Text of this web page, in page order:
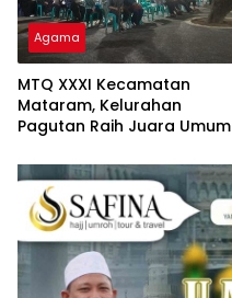
Agama
MTQ XXXI Kecamatan
Mataram, Kelurahan
Pagutan Raih Juara Umum